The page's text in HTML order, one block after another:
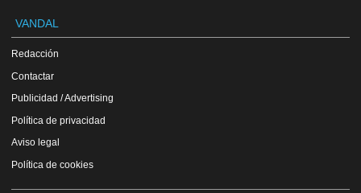
VANDAL
Redacción
Contactar
Publicidad / Advertising
Política de privacidad
Aviso legal
Política de cookies